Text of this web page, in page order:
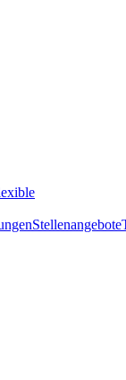
Stellenangebote